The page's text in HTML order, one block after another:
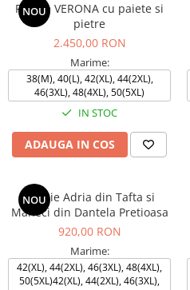
NOU
Rochie VERONA cu paiete si
pietre
2.450,00 RON
Marime:
38(M), 40(L), 42(XL), 44(2XL),
46(3XL), 48(4XL), 50(5XL)
IN STOC
ADAUGA IN COS
NOU
Rochie Adria din Tafta si
Maneci din Dantela Pretioasa
920,00 RON
Marime:
42(XL), 44(2XL), 46(3XL), 48(4XL),
50(5XL)42(XL), 44(2XL), 46(3XL),